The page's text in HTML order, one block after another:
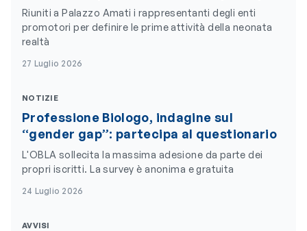
Riuniti a Palazzo Amati i rappresentanti degli enti
promotori per definire le prime attività della neonata
realtà
27 Luglio 2026
NOTIZIE
Professione Biologo, indagine sul
“gender gap”: partecipa al questionario
L'OBLA sollecita la massima adesione da parte dei
propri iscritti. La survey è anonima e gratuita
24 Luglio 2026
AVVISI